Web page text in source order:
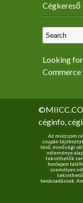
Cégkereső
Looking
Commerce
céginfo,
Az miicc.com
csupán
lévő, minőségi
véleménye
tekinthetők
honlapon
személyes
tanácsadásnak.